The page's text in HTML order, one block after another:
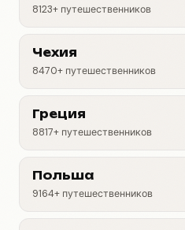
8123+ путешественников
Чехия
8470+ путешественников
Греция
8817+ путешественников
Польша
9164+ путешественников